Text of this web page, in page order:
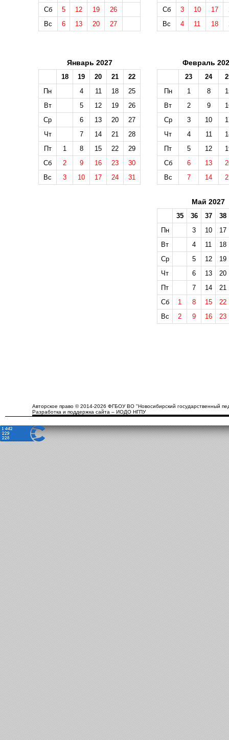
Сб
5 12 19
26
Вс
6 13 20 27
Сб
3 10 17
Вс
4 11 18
Январь 2027
18 19 20 21
22
Пн
4 11 18
25
Вт
5 12 19
26
Ср
6 13 20
27
Чт
7 14 21
28
Пт
1 8 15 22
29
Сб
2 9 16 23
30
Вс
3 10 17 24 31
Февраль
23 24
Пн
1 8
Вт
2 9
Ср
3 10
Чт
4 11
Пт
5 12
Сб
6 13
Вс
7 14
Май 2027
35 36 37
38
Пн
3 10
17
Вт
4 11
18
Ср
5 12
19
Чт
6 13
20
Пт
7 14
21
Сб
1 8 15
22
Вс
2 9 16 23
Авторское право © 2014-2026 ФГБОУ ВО "Новосибирский государственный
Разработка и поддержка сайта – ИОДО НГПУ